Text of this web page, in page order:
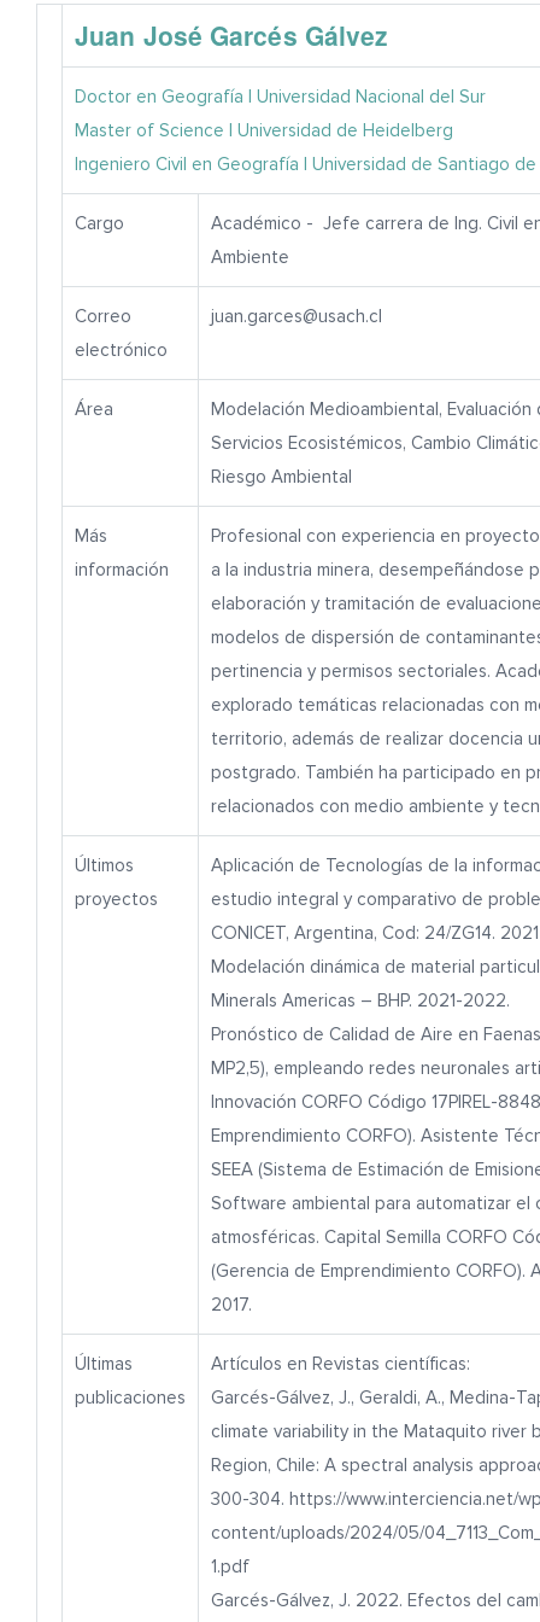
NOTICIAS
Juan José Garcés Gálvez
Doctor en Geografía | Universidad Nacional del Sur
Master of Science | Universidad de Heidelberg
Ingeniero Civil en Geografía | Universidad de Santiago de
Cargo Académico - Jefe carrera de Ing. Civil
Ambiente
Correo
electrónico
juan.garces@usach.cl
Área
Modelación Medioambiental,
Servicios Ecosistémicos, Cambio
Riesgo Ambiental
Más
información
Profesional con experiencia en
a la industria minera, desempeñándose
elaboración y tramitación de
modelos de dispersión de
pertinencia y permisos sectoriales.
explorado temáticas relacionadas con
territorio, además de realizar docencia
postgrado. También ha participado en
relacionados con medio ambiente y
Últimos
proyectos
Aplicación de Tecnologías de la
estudio integral y comparativo de
CONICET, Argentina, Cod: 24/ZG14.
Modelación dinámica de material
Minerals Americas – BHP. 2021-2022.
Pronóstico de Calidad de Aire en
MP2,5), empleando redes neuronales
Innovación CORFO Código 17PIREL-
Emprendimiento CORFO). Asistente
SEEA (Sistema de Estimación de
Software ambiental para automatizar el
atmosféricas. Capital Semilla CORFO
(Gerencia de Emprendimiento CORFO).
2017.
Últimas
publicaciones
Artículos en Revistas científicas:
Garcés-Gálvez, J., Geraldi, A., Medina-
climate variability in the Mataquito river
Region, Chile: A spectral analysis
300-304. https://www.interciencia.net/
content/uploads/2024/05/
1.pdf
Garcés-Gálvez, J. 2022. Efectos del